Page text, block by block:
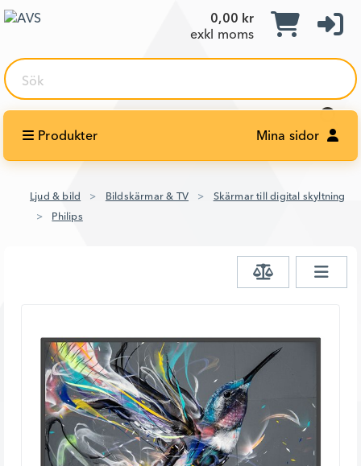
0,00 kr
exkl moms
Sök
Produkter Mina sidor
Ljud & bild Bildskärmar & TV
Skärmar till digital skyltning
Philips